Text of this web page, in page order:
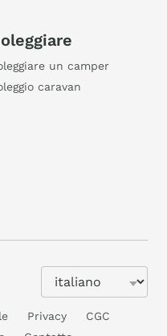
un camper
caravan
Privacy
CGC